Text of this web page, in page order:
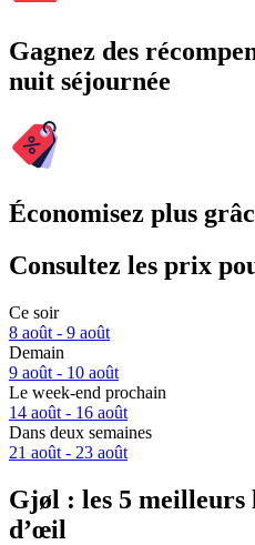
Gagnez des
nuit séjournée
Économisez plus
Consultez les prix
Ce soir
8 août - 9 août
Demain
9 août - 10 août
Le week-end prochain
14 août - 16 août
Dans deux semaines
21 août - 23 août
Gjøl : les 5 meilleurs
d’œil